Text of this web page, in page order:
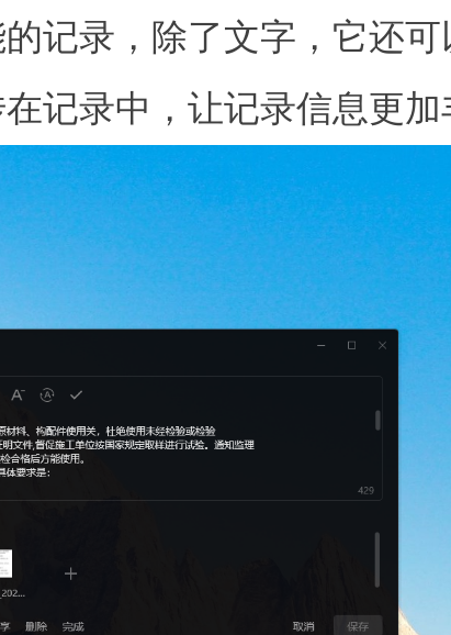
记录，除了文字，它还
记录中，让记录信息更加